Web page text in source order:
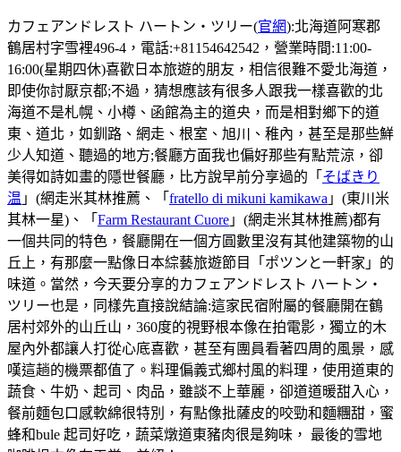
カフェアンドレスト ハートン・ツリー(官網):北海道阿寒郡
鶴居村字雪裡496-4，電話:+81154642542，營業時間:11:00-
16:00(星期四休)喜歡日本旅遊的朋友，相信很難不愛北海道，
即使你討厭京都;不過，猜想應該有很多人跟我一樣喜歡的北
海道不是札幌、小樽、函館為主的道央，而是相對鄉下的道
東、道北，如釧路、網走、根室、旭川、稚內，甚至是那些鮮
少人知道、聽過的地方;餐廳方面我也偏好那些有點荒涼，卻
美得如詩如畫的隱世餐廳，比方說早前分享過的「 そばきり
温 」(網走米其林推薦、「 fratello di mikuni kamikawa 」(東川米
其林一星)、「 Farm Restaurant Cuore 」(網走米其林推薦)都有
一個共同的特色，餐廳開在一個方圓數里沒有其他建築物的山
丘上，有那麼一點像日本綜藝旅遊節目「ポツンと一軒家」的
味道。當然，今天要分享的カフェアンドレスト ハートン・
ツリー也是，同樣先直接說結論:這家民宿附屬的餐廳開在鶴
居村郊外的山丘山，360度的視野根本像在拍電影，獨立的木
屋內外都讓人打從心底喜歡，甚至有團員看著四周的風景，感
嘆這趟的機票都值了。料理偏義式鄉村風的料理，使用道東的
蔬食、牛奶、起司、肉品，雖談不上華麗，卻道道暖甜入心，
餐前麵包口感軟綿很特別，有點像批薩皮的咬勁和麵糰甜，蜜
蜂和bule 起司好吃，蔬菜燉道東豬肉很是夠味， 最後的雪地